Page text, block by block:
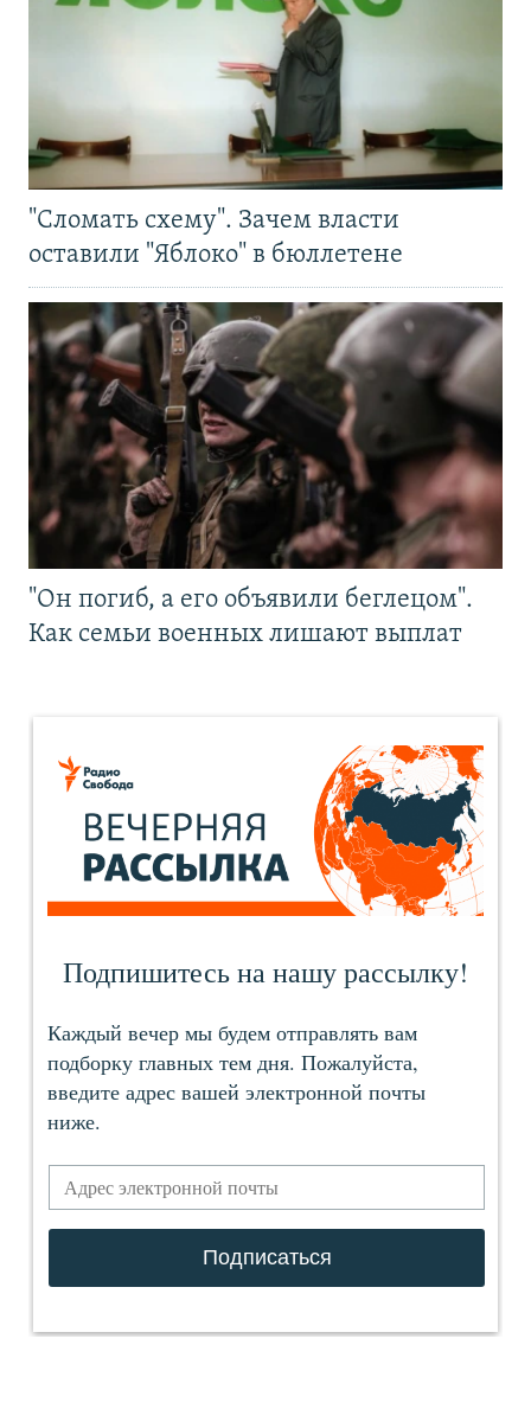
"Сломать схему". Зачем власти
оставили "Яблоко" в бюллетене
"Он погиб, а его объявили беглецом".
Как семьи военных лишают выплат